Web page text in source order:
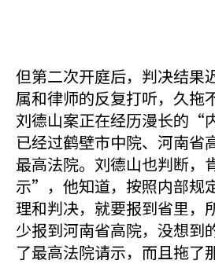
但第二次开庭后，判决结果
属和律师的反复打听，久拖
刘德山案正在经历漫长的“
已经过鹤壁市中院、河南省
最高法院。刘德山也判断
示”，他知道，按照内部规
理和判决，就要报到省里，
少报到河南省高院，没想到
了最高法院请示，而且拖了